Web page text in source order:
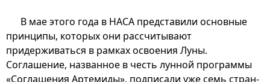
В мае этого года в НАСА представили основные
принципы, которых они рассчитывают
придерживаться в рамках освоения Луны.
Соглашение, названное в честь лунной программы
«Соглашения Артемиды», подписали уже семь стран-